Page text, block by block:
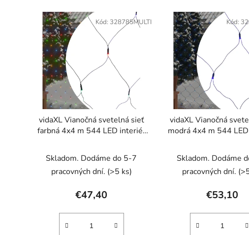
vidaXL Vianočná svetelná sieť
farbná 4x4 m 544 LED interiér
Skladom. Dodáme do 5-7
pracovných dní. (>5 ks)
€47,40
Kód: 328785MULTI
vidaXL Vianočná
modrá 4x4 m 544
Skladom. Dodáme
pracovných dní.
€53,10
Kód: